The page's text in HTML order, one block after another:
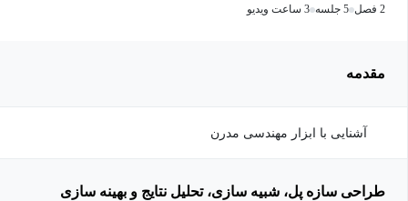
2 فصل 5 جلسه 3 ساعت ویدیو
مقدمه
آشنایی با ابزار مهندسی مدرن
طراحی سازه پل، شبیه سازی، تحلیل نتایج و بهینه سازی